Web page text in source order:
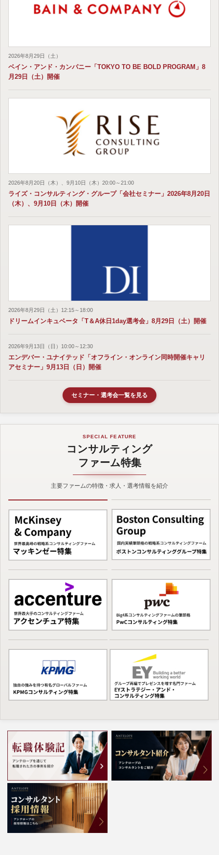
2026年8月29日（土）
ベイン・アンド・カンパニー「TOKYO TO BE BOLD PROGRAM」8
月29日（土）開催
2026年8月20日（木）、9月10日（木）20:00～21:00
ライズ・コンサルティング・グループ「会社セミナー」2026年8月20日
（木）、9月10日（木）開催
2026年8月29日（土）12:15～18:00
ドリームインキュベータ「T＆A休日1day選考会」8月29日（土）開催
2026年9月13日（日）10:00～12:30
エンデバー・ユナイテッド「オフライン・オンライン同時開催キャリ
アセミナー」9月13日（日）開催
セミナー・選考会一覧を見る
SPECIAL FEATURE
コンサルティング
ファーム特集
主要ファームの特徴・求人・選考情報を紹介